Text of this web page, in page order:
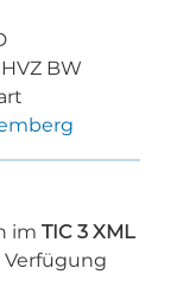
BW
im TIC 3 XML
Verfügung